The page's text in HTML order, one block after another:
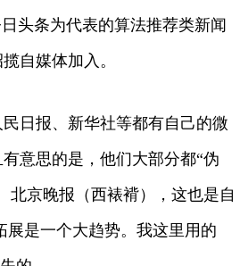
头条为代表的算法推荐类新闻
自媒体加入。
日报、新华社等都有自己的微
意思的是，他们大部分都“伪
北京晚报（西裱褙），这也是自
展是一个大趋势。我这里用的